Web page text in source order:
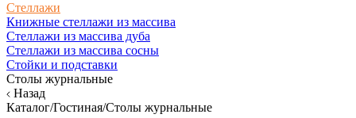
Стеллажи
Книжные стеллажи из массива
Стеллажи из массива дуба
Стеллажи из массива сосны
Стойки и подставки
Столы журнальные
Назад
Каталог/Гостиная/Столы журнальные